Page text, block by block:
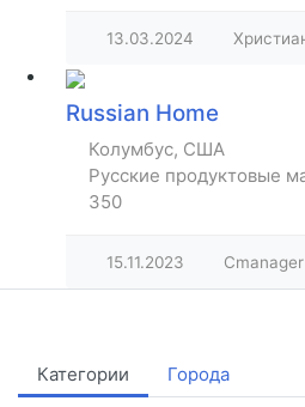
13.03.2024
Russian Home
Колумбус, США
Русские продуктовые
350
15.11.2023 Cmanager
Категории Города